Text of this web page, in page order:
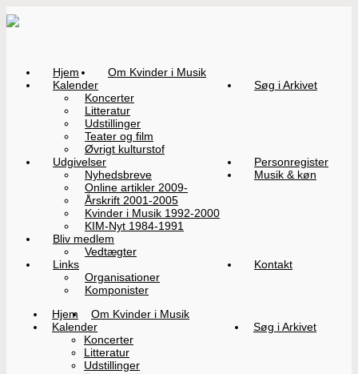
Hjem
Om Kvinder i Musik
Kalender
Koncerter
Litteratur
Udstillinger
Teater og film
Øvrigt kulturstof
Søg i Arkivet
Udgivelser
Nyhedsbreve
Online artikler 2009-
Årskrift 2001-2005
Kvinder i Musik 1992-2000
KIM-Nyt 1984-1991
Personregister
Musik & køn
Bliv medlem
Vedtægter
Links
Organisationer
Komponister
Kontakt
Hjem
Om Kvinder i Musik
Kalender
Koncerter
Litteratur
Udstillinger
Søg i Arkivet